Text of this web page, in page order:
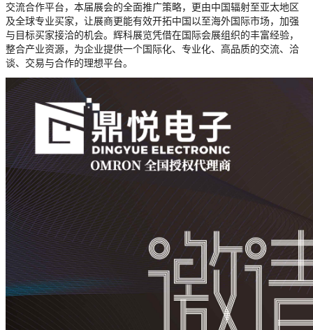
交流合作平台，本届展会的全面推广策略，更由中国辐射至亚太地区
及全球专业买家，让展商更能有效开拓中国以至海外国际市场，加强
与目标买家接洽的机会。辉科展览凭借在国际会展组织的丰富经验，
整合产业资源，为企业提供一个国际化、专业化、高品质的交流、洽
谈、交易与合作的理想平台。